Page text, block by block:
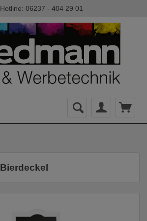
Hotline: 06237 - 404 29 01
Bierdeckel